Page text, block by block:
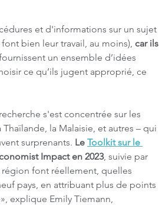
et d'informations sur un sujet
bien leur travail, au moins), car ils
un ensemble d’idées
ce qu’ils jugent approprié, ce
s'est concentrée sur les
la Malaisie, et autres – qui
surprenants. Le Toolkit sur le
Impact en 2023, suivie par
région font réellement, quelles
pays, en attribuant plus de points
explique Emily Tiemann,